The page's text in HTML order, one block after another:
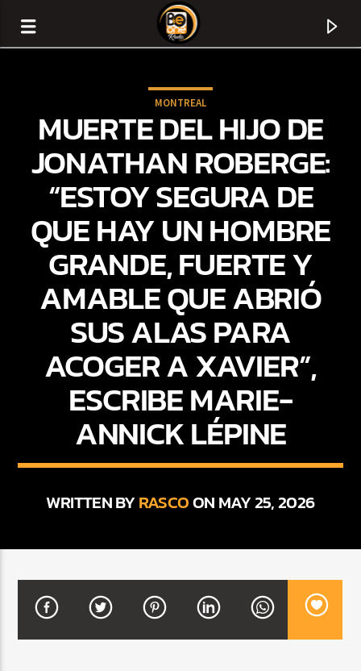
CURRENT TRACK
CURRENT SHOW
DJ MIX
2:00 AM
MONTREAL
MUERTE DEL HIJO DE
JONATHAN ROBERGE:
“ESTOY SEGURA DE
QUE HAY UN HOMBRE
GRANDE, FUERTE Y
AMABLE QUE ABRIÓ
SUS ALAS PARA
ACOGER A XAVIER”,
ESCRIBE MARIE-
ANNICK LÉPINE
WRITTEN BYRASCOON MAY 25, 2026